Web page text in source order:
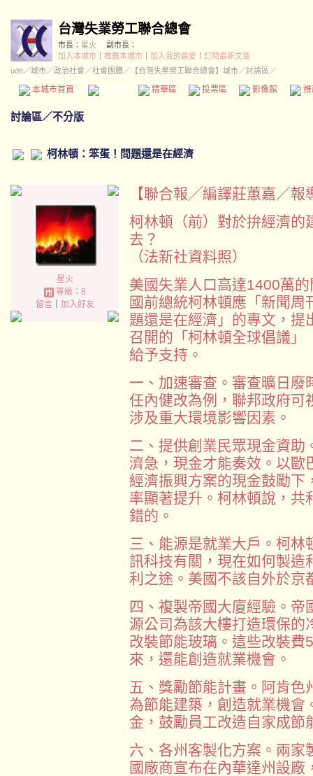
台灣失業勞工聯合總會
市長： 星火
副市長：
加入本城市
推薦本城市 加入我的最愛
訂閱最新文章
udn／城市／政治社會 ／社會團體／ 【台灣失業勞工聯合總會】城市／討論區／
本城市首頁 精華區 投票區 影像館
討論區／不分版
柯林頓：笨蛋！問題還是在經濟
星火
等級：8
留言｜ 加入好友
【聯合報╱編譯莊蕙嘉／
柯林頓（前）對於拚經濟的
去？
（法新社資料照）
美國失業人口高達1400萬
國前總統柯林頓應「新聞
題還是在經濟」的專文，提
召開的「柯林頓全球倡議」
給予支持。
一、加速審查。審查曠日廢
任內健改為例，聯邦政府可
涉及重大環境影響因素。
二、提供創業民眾現金資助
濟急，現金才能奏效。以歐
經濟振興方案的現金鼓勵下
率顯著提升。柯林頓說，共
錯的。
三、能源是就業大戶。柯林
訊科技有關，現在如何製造
利之途。美國不該自外於京
四、複製帝國大廈經驗。帝
源公司為該大樓打造環保的
改裝節能玻璃。這些改裝費
來，還能創造就業機會。
五、獎勵節能計畫。阿肯色
為節能建築，創造就業機會
金，鼓勵員工改造自家成節
六、各州客製化方案。兩家
國廠商宣布在內華達州設